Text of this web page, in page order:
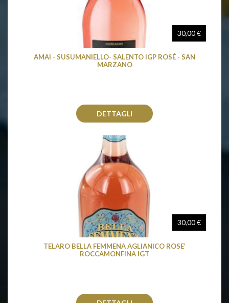
30,00 €
AMAI - SUSUMANIELLO- SALENTO IGP ROSÉ - SAN
MARZANO
DETTAGLI
30,00 €
TELARO BELLA FEMMENA AGLIANICO ROSE’
ROCCAMONFINA IGT